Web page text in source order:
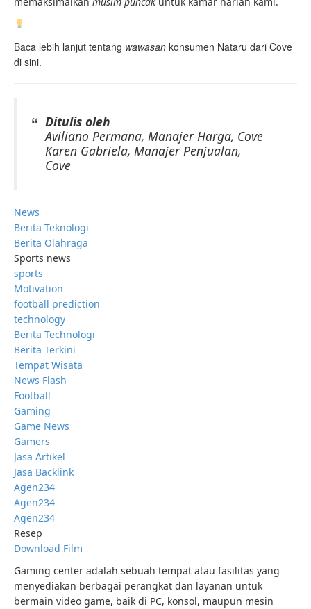
Baca lebih lanjut tentang wawasan konsumen Nataru dari Cove
di sini.
Ditulis oleh
Aviliano Permana, Manajer Harga, Cove
Karen Gabriela, Manajer Penjualan,
Cove
News
Berita Teknologi
Berita Olahraga
Sports news
sports
Motivation
football prediction
technology
Berita Technologi
Berita Terkini
Tempat Wisata
News Flash
Football
Gaming
Game News
Gamers
Jasa Artikel
Jasa Backlink
Agen234
Agen234
Agen234
Resep
Download Film
Gaming center adalah sebuah tempat atau fasilitas yang
menyediakan berbagai perangkat dan layanan untuk
bermain video game, baik di PC, konsol, maupun mesin